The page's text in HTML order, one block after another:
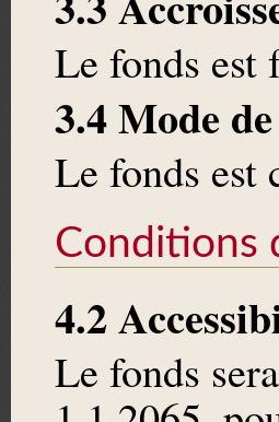
Le fonds est
3.4 Mode
Le fonds est
Conditions
4.2
Le fonds